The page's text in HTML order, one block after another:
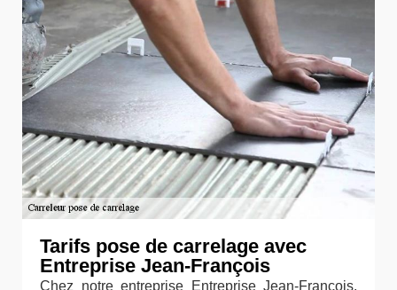
Tarifs pose de carrelage avec
Entreprise Jean-François
Chez notre entreprise Entreprise Jean-François,